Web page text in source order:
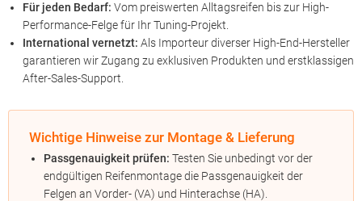
Für jeden Bedarf: Vom preiswerten Alltagsreifen bis zur High-
Performance-Felge für Ihr Tuning-Projekt.
International vernetzt: Als Importeur diverser High-End-Hersteller
garantieren wir Zugang zu exklusiven Produkten und erstklassigen
After-Sales-Support.
Wichtige Hinweise zur Montage & Lieferung
Passgenauigkeit prüfen: Testen Sie unbedingt vor der
endgültigen Reifenmontage die Passgenauigkeit der
Felgen an Vorder- (VA) und Hinterachse (HA).